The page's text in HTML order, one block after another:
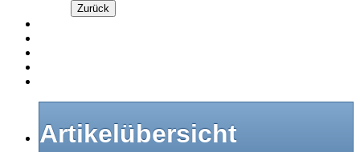
Zurück
Artikelübersicht